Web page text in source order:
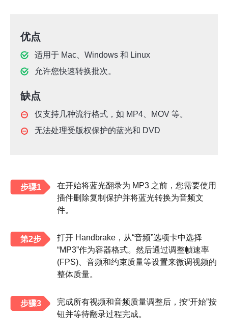
优点
适用于 Mac、Windows 和 Linux
允许您快速转换批次。
缺点
仅支持几种流行格式，如 MP4、MOV 等。
无法处理受版权保护的蓝光和 DVD
步骤1
在开始将蓝光翻录为 MP3 之前，您需要使用
插件删除复制保护并将蓝光转换为音频文
件。
第2步
打开 Handbrake，从“音频”选项卡中选择
“MP3”作为容器格式。然后通过调整帧速率
(FPS)、音频和约束质量等设置来微调视频的
整体质量。
步骤3
完成所有视频和音频质量调整后，按“开始”按
钮并等待翻录过程完成。